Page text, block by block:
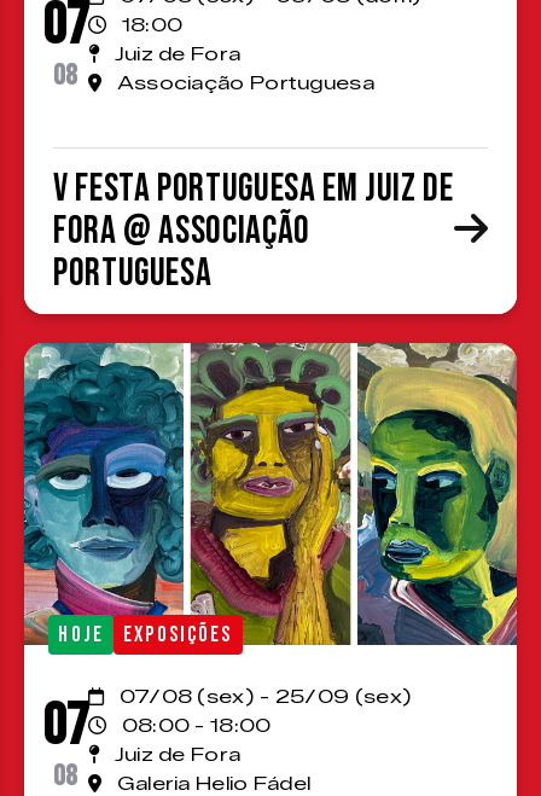
07
08
18:00
Juiz de Fora
Associação Portuguesa
V Festa Portuguesa em Juiz de
Fora @ Associação
Portuguesa
HOJE EXPOSIÇÕES
07
08
07/08 (sex) - 25/09 (sex)
08:00 - 18:00
Juiz de Fora
Galeria Helio Fádel